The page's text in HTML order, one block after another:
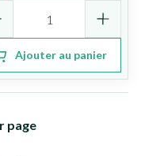
Ajouter au panier
page